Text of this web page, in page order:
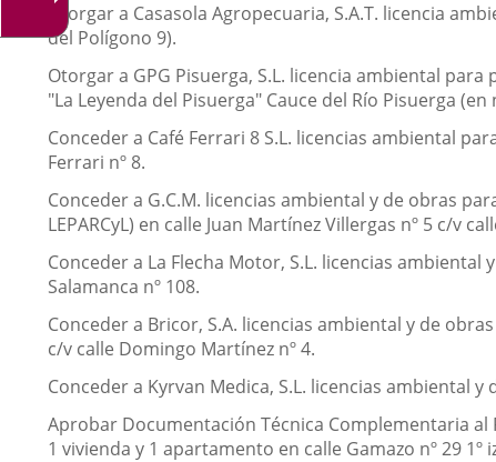
Otorgar a Casasola Agropecuaria, S.A.T. licencia
del Polígono 9).
Otorgar a GPG Pisuerga, S.L. licencia ambiental
"La Leyenda del Pisuerga" Cauce del Río Pisuerga
Conceder a Café Ferrari 8 S.L. licencias ambiental
Ferrari nº 8.
Conceder a G.C.M. licencias ambiental y de obras
LEPARCyL) en calle Juan Martínez Villergas nº 5 c/v
Conceder a La Flecha Motor, S.L. licencias
Salamanca nº 108.
Conceder a Bricor, S.A. licencias ambiental y de
c/v calle Domingo Martínez nº 4.
Conceder a Kyrvan Medica, S.L. licencias ambiental
Aprobar Documentación Técnica Complementaria
1 vivienda y 1 apartamento en calle Gamazo nº 29